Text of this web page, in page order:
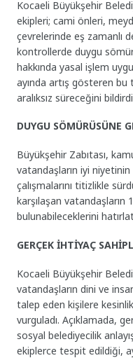
Kocaeli Büyükşehir
ekipleri; cami önleri,
çevrelerinde eş zamanlı
kontrollerde duygu
hakkında yasal işlem
ayında artış gösteren
aralıksız süreceğini
DUYGU SÖMÜRÜSÜNE
Büyükşehir Zabıtası,
vatandaşların iyi
çalışmalarını titizlikle
karşılaşan vatandaşların
bulunabileceklerini
GERÇEK İHTİYAÇ
Kocaeli Büyükşehir
vatandaşların dini ve
talep eden kişilere
vurguladı. Açıklamada,
sosyal belediyecilik
ekiplerce tespit edildiği,